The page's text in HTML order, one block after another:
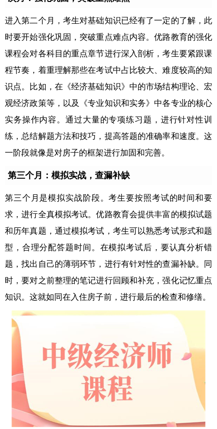
进入第二个月，考生对基础知识已经有了一定的了解，此
时要开始强化巩固，突破重点难点内容。优路教育的强化
课程会对各科目的重点章节进行深入剖析，考生要紧跟课
程节奏，着重理解那些在考试中占比较大、难度较高的知
识点。比如，在《经济基础知识》中的市场结构理论、宏
观经济政策等，以及《专业知识和实务》中各专业的核心
实务操作内容。通过大量的专项练习题，进行针对性训
练，总结解题方法和技巧，提高答题的准确率和速度。这
一阶段就像是对房子的框架进行加固和完善。
第三个月：模拟实战，查漏补缺
第三个月是模拟实战阶段。考生要按照考试的时间和要
求，进行全真模拟考试。优路教育会提供丰富的模拟试题
和历年真题，通过模拟考试，考生可以熟悉考试形式和题
型，合理分配答题时间。在模拟考试后，要认真分析错
题，找出自己的薄弱环节，进行有针对性的查漏补缺。同
时，要对之前整理的笔记进行回顾和补充，强化记忆重点
知识。这就如同在入住房子前，进行最后的检查和修缮。